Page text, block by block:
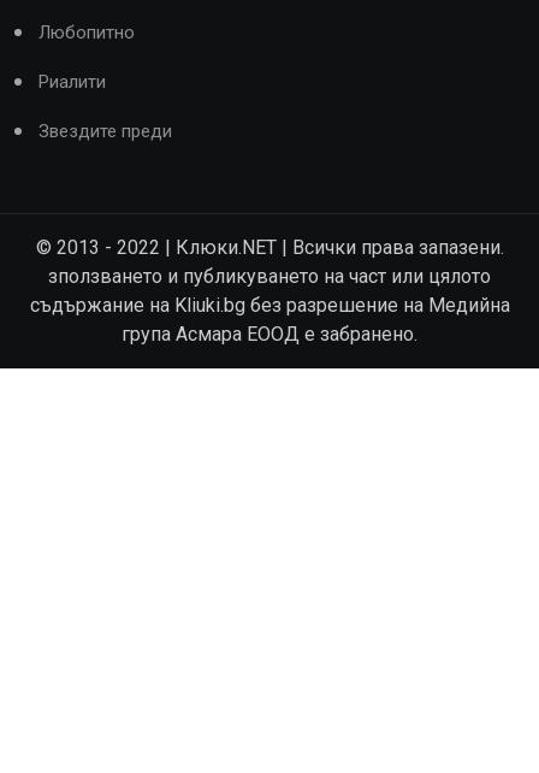
Любопитно
Риалити
Звездите преди
© 2013 - 2022 | Клюки.NET | Всички права запазени.
зползването и публикуването на част или цялото
съдържание на Kliuki.bg без разрешение на Медийна
група Асмара ЕООД е забранено.